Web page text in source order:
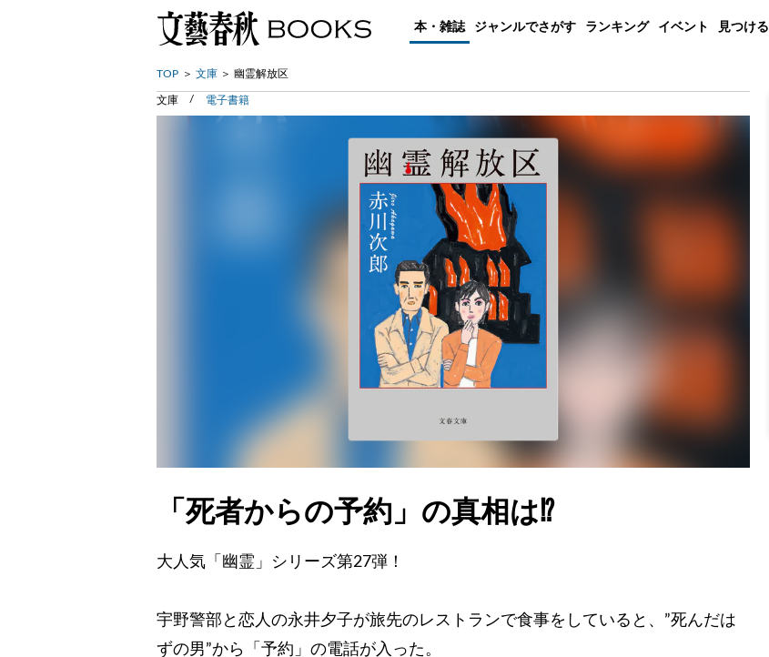
本・雑誌 ジャンルでさがす ランキング イベント 見つける
TOP 文庫 幽霊解放区
文庫 電子書籍
「死者からの予約」の真相は⁉
大人気「幽霊」シリーズ第27弾！
宇野警部と恋人の永井夕子が旅先のレストランで食事をしていると、”死んだは
ずの男”から「予約」の電話が入った。